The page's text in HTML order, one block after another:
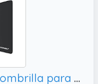
TITANWOLF - XXL Alfombrilla para ratón 900 x 400 mm - Speed Gaming Mousepad - Mouse Pad para Ordenador - Base para Mesa Grandes Dimensiones - Diseño Alpha